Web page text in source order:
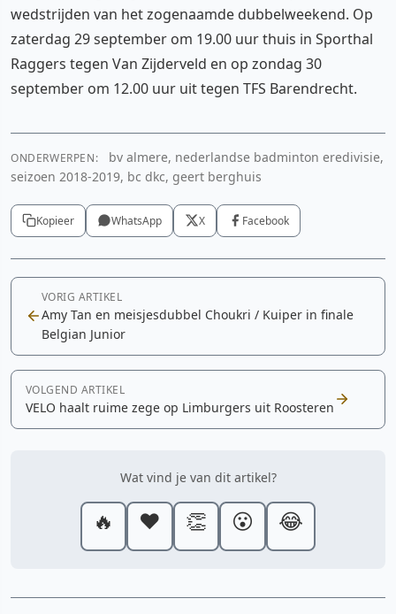
wedstrijden van het zogenaamde dubbelweekend. Op
zaterdag 29 september om 19.00 uur thuis in Sporthal
Raggers tegen Van Zijderveld en op zondag 30
september om 12.00 uur uit tegen TFS Barendrecht.
ONDERWERPEN:
bv almere, nederlandse badminton eredivisie,
seizoen 2018-2019, bc dkc, geert berghuis
Kopieer WhatsApp X Facebook
VORIG ARTIKEL
Amy Tan en meisjesdubbel Choukri / Kuiper in finale
Belgian Junior
VOLGEND ARTIKEL
VELO haalt ruime zege op Limburgers uit Roosteren
Wat vind je van dit artikel?
🔥 ❤️ 👏 😮 😂